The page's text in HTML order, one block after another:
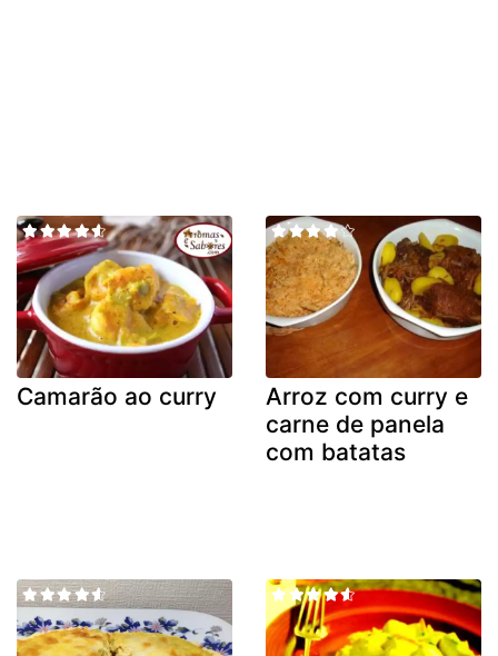
Camarão ao curry
Arroz com curry e
carne de panela
com batatas